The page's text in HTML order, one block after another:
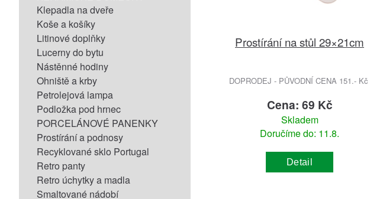
Klepadla na dveře
Koše a košíky
Litinové doplňky
Lucerny do bytu
Nástěnné hodiny
Ohniště a krby
Petrolejová lampa
Podložka pod hrnec
PORCELÁNOVÉ PANENKY
Prostírání a podnosy
Recyklované sklo Portugal
Retro panty
Retro úchytky a madla
Smaltované nádobí
Prostírání na stůl 29×21cm
DOPRODEJ - PŮVODNÍ CENA 151.- Kč
Cena: 69 Kč
Skladem
Doručíme do: 11.8.
Detail